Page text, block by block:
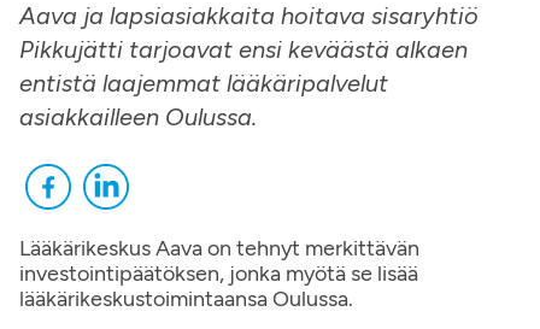
Aava ja lapsiasiakkaita hoitava sisaryhtiö
Pikkujätti tarjoavat ensi keväästä alkaen
entistä laajemmat lääkäripalvelut
asiakkailleen Oulussa.
Lääkärikeskus Aava on tehnyt merkittävän
investointipäätöksen, jonka myötä se lisää
lääkärikeskustoimintaansa Oulussa.